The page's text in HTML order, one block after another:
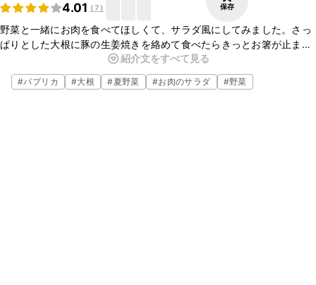
4.01 (7) 保存
野菜と一緒にお肉を食べてほしくて、サラダ風にしてみました。さっ
ぱりとした大根に豚の生姜焼きを絡めて食べたらきっとお箸が止まら
ないはず！お肉で大根を巻いて食べても美味しくお召し上がりいただ
けます。ぜひお試しください！
紹介文をすべて見る
#パプリカ #大根 #夏野菜 #お肉のサラダ #野菜